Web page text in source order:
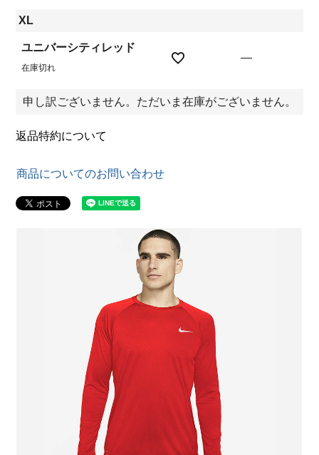
XL
ユニバーシティレッド
在庫切れ
—
申し訳ございません。ただいま在庫がございません。
返品特約について
商品についてのお問い合わせ